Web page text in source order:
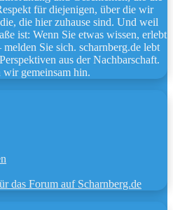
für diejenigen, über die wir
die hier zuhause sind. Und weil
ist: Wenn Sie etwas wissen, erlebt
Sie sich. scharnberg.de lebt
aus der Nachbarschaft.
wir gemeinsam hin.
das Forum auf Scharnberg.de